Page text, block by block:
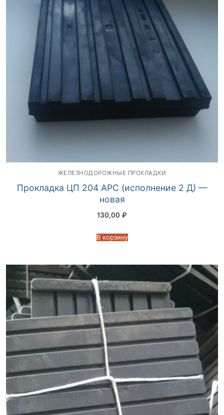
ЖЕЛЕЗНОДОРОЖНЫЕ ПРОКЛАДКИ
Прокладка ЦП 204 АРС (исполнение 2 Д) —
новая
130,00 ₽
В корзину